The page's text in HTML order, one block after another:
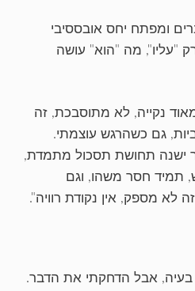
ומפתח יחס אובססיבי
"עליו", מה "הוא" עושה
נקייה, לא מתוסבכת, זה
גם כשהרגש עוצמתי.
ישנה תחושת תסכול מתמדת,
תמיד חסר משהו, וגם
מספק, אין נקודת רוויה".
בעיה, אבל הדחקתי את הדבר.